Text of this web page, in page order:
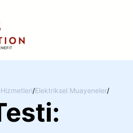
/Elektriksel Muayeneler/